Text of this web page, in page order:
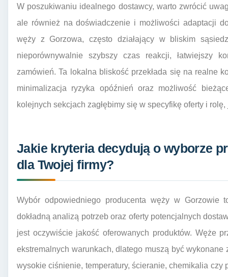
W poszukiwaniu idealnego dostawcy, warto zwrócić
ale również na doświadczenie i możliwości adaptacji
węży z Gorzowa, często działający w bliskim
nieporównywalnie szybszy czas reakcji, łatwiejszy
zamówień. Ta lokalna bliskość przekłada się na realne
minimalizacja ryzyka opóźnień oraz możliwość
kolejnych sekcjach zagłębimy się w specyfikę oferty i
Jakie kryteria decydują o wyborze
dla Twojej firmy?
Wybór odpowiedniego producenta węży w Gorzowie
dokładną analizą potrzeb oraz oferty potencjalnych
jest oczywiście jakość oferowanych produktów. Węże
ekstremalnych warunkach, dlatego muszą być wykonane
wysokie ciśnienie, temperatury, ścieranie, chemikalia